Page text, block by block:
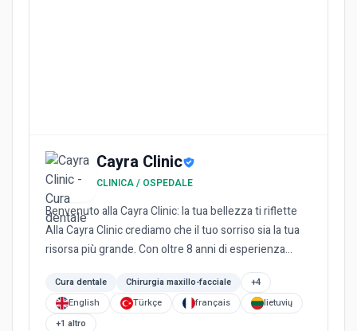
Cayra Clinic
CLINICA / OSPEDALE
Benvenuto alla Cayra Clinic: la tua bellezza ti riflette
Alla Cayra Clinic crediamo che il tuo sorriso sia la tua
risorsa più grande. Con oltre 8 anni di esperienza...
Cura dentale Chirurgia maxillo-facciale
+4
English
Türkçe français
lietuvių
+1 altro